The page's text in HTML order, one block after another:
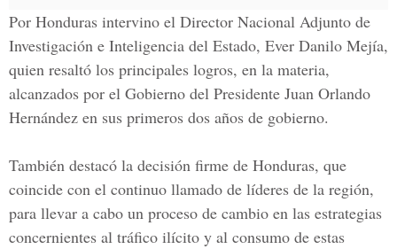
Por Honduras intervino el Director Nacional Adjunto de
Investigación e Inteligencia del Estado, Ever Danilo Mejía,
quien resaltó los principales logros, en la materia,
alcanzados por el Gobierno del Presidente Juan Orlando
Hernández en sus primeros dos años de gobierno.
También destacó la decisión firme de Honduras, que
coincide con el continuo llamado de líderes de la región,
para llevar a cabo un proceso de cambio en las estrategias
concernientes al tráfico ilícito y al consumo de estas